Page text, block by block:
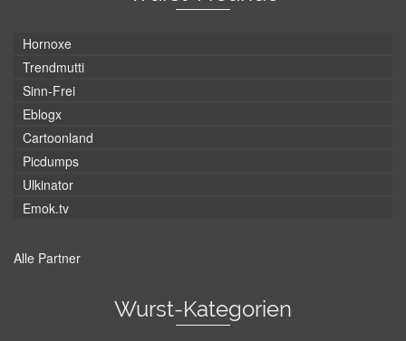
Hornoxe
Trendmutti
Sinn-Frei
Eblogx
Cartoonland
Picdumps
Ulkinator
Emok.tv
Alle Partner
Wurst-Kategorien